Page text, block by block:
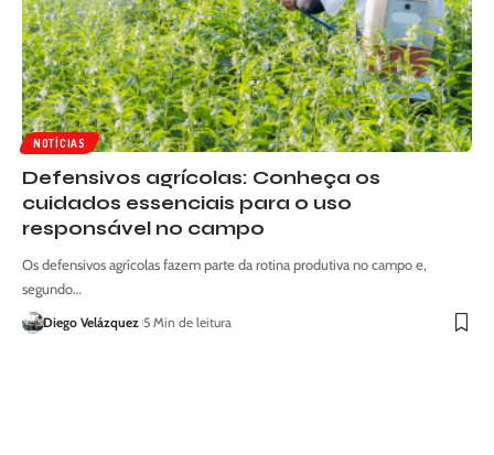
NOTÍCIAS
Defensivos agrícolas: Conheça os
cuidados essenciais para o uso
responsável no campo
Os defensivos agrícolas fazem parte da rotina produtiva no campo e,
segundo…
Diego Velázquez 5 Min de leitura